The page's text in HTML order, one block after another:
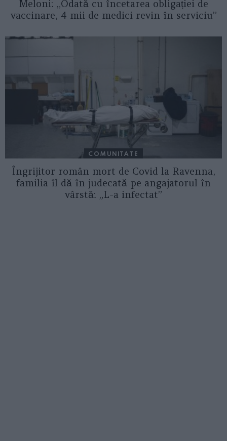
Meloni: „Odată cu încetarea obligației de
vaccinare, 4 mii de medici revin în serviciu”
COMUNITATE
Îngrijitor român mort de Covid la Ravenna,
familia îl dă în judecată pe angajatorul în
vârstă: „L-a infectat”